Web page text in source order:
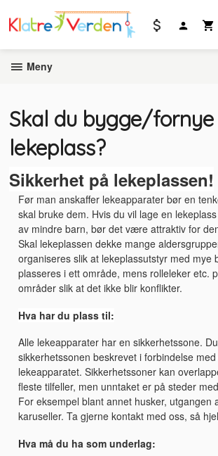
innholdet
Meny
Skal du bygge/fornye
lekeplass?
Sikkerhet på lekeplassen!
Før man anskaffer lekeapparater bør en
skal bruke dem. Hvis du vil lage en
av mindre barn, bør det være attraktiv for
Skal lekeplassen dekke mange
organiseres slik at lekeplassutstyr med mye
plasseres i ett område, mens rolleleker etc.
områder slik at det ikke blir konflikter.
Hva har du plass til:
Alle lekeapparater har en sikkerhetssone.
sikkerhetssonen beskrevet i forbindelse
lekeapparatet. Sikkerhetssoner kan
fleste tilfeller, men unntaket er på steder
For eksempel blant annet husker, utgangen
karuseller. Ta gjerne kontakt med oss, så
Hva må du ha som underlag: